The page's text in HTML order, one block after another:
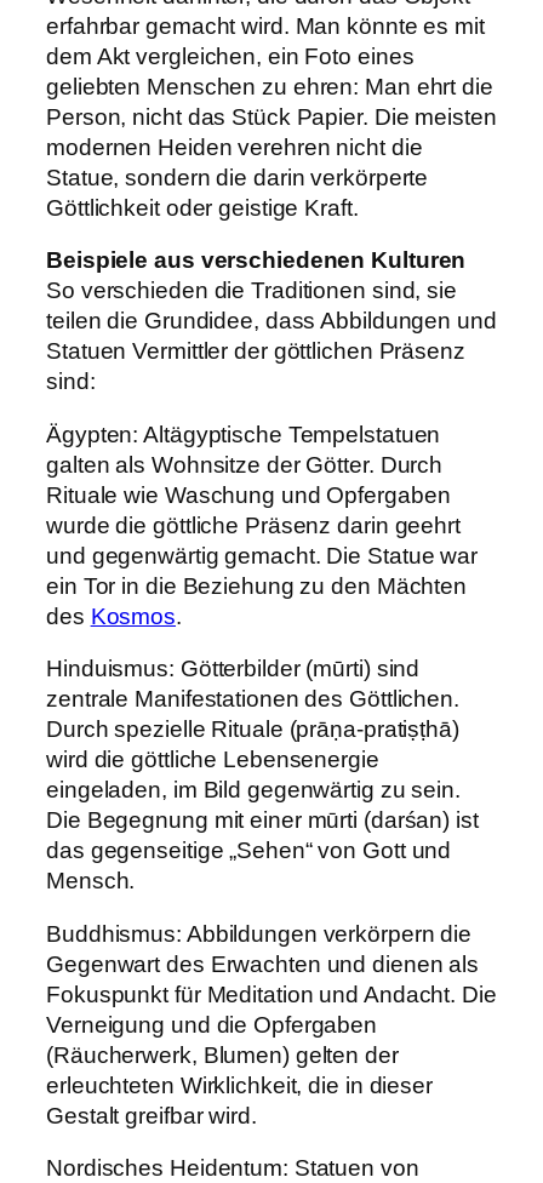
erfahrbar gemacht wird. Man könnte es mit
dem Akt vergleichen, ein Foto eines
geliebten Menschen zu ehren: Man ehrt die
Person, nicht das Stück Papier. Die meisten
modernen Heiden verehren nicht die
Statue, sondern die darin verkörperte
Göttlichkeit oder geistige Kraft.
Beispiele aus verschiedenen Kulturen
So verschieden die Traditionen sind, sie
teilen die Grundidee, dass Abbildungen und
Statuen Vermittler der göttlichen Präsenz
sind:
Ägypten: Altägyptische Tempelstatuen
galten als Wohnsitze der Götter. Durch
Rituale wie Waschung und Opfergaben
wurde die göttliche Präsenz darin geehrt
und gegenwärtig gemacht. Die Statue war
ein Tor in die Beziehung zu den Mächten
des Kosmos.
Hinduismus: Götterbilder (mūrti) sind
zentrale Manifestationen des Göttlichen.
Durch spezielle Rituale (prāṇa-pratiṣṭhā)
wird die göttliche Lebensenergie
eingeladen, im Bild gegenwärtig zu sein.
Die Begegnung mit einer mūrti (darśan) ist
das gegenseitige „Sehen“ von Gott und
Mensch.
Buddhismus: Abbildungen verkörpern die
Gegenwart des Erwachten und dienen als
Fokuspunkt für Meditation und Andacht. Die
Verneigung und die Opfergaben
(Räucherwerk, Blumen) gelten der
erleuchteten Wirklichkeit, die in dieser
Gestalt greifbar wird.
Nordisches Heidentum: Statuen von